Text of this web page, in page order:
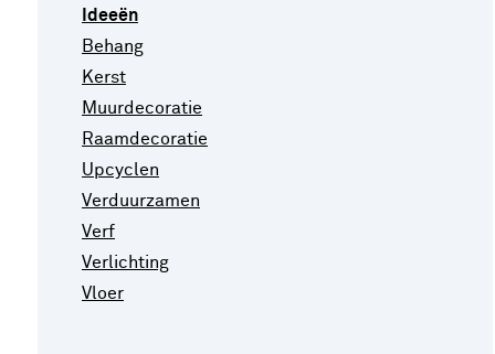
Ideeën
Behang
Kerst
Muurdecoratie
Raamdecoratie
Upcyclen
Verduurzamen
Verf
Verlichting
Vloer